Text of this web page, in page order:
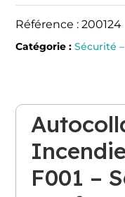
Référence : 200124
Catégorie : Sécurité
F001 –